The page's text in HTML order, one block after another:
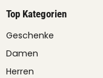
Top Kategorien
Geschenke
Damen
Herren